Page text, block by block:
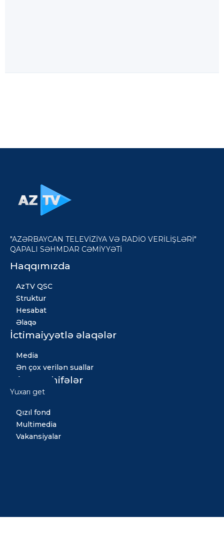
"AZƏRBAYCAN TELEVİZİYA VƏ RADİO VERİLİŞLƏRİ"
QAPALI SƏHMDAR CƏMİYYƏTİ
Haqqımızda
AzTV QSC
Struktur
Hesabat
Əlaqə
İctimaiyyətlə əlaqələr
Media
Ən çox verilən suallar
Digər səhifələr
Qızıl fond
Multimedia
Vakansiyalar
Yuxarı get